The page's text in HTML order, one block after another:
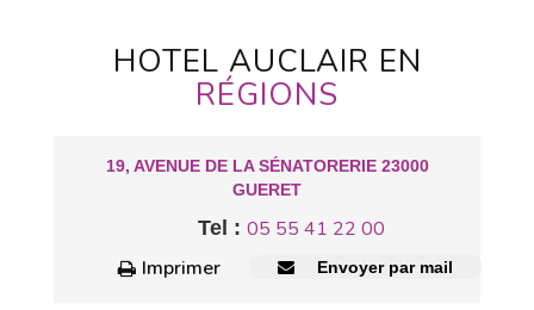
HOTEL AUCLAIR EN
RÉGIONS
19, AVENUE DE LA SÉNATORERIE 23000
GUERET
Tel : 05 55 41 22 00
Imprimer
Envoyer par mail